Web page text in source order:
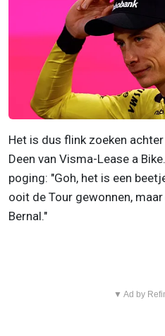
Het is dus flink zoeken
Deen van Visma-Lease a
poging: "Goh, het is een
ooit de Tour gewonnen,
Bernal."
▼ Ad by